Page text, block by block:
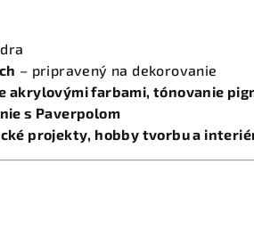
– pripravený na dekorovanie
akrylovými farbami, tónovanie
s Paverpolom
projekty, hobby tvorbu a